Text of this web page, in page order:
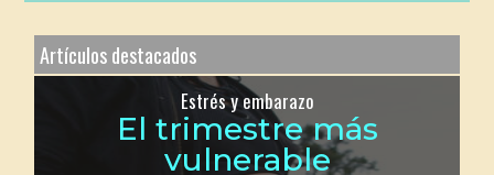
Artículos destacados
Estrés y embarazo
El trimestre más
vulnerable